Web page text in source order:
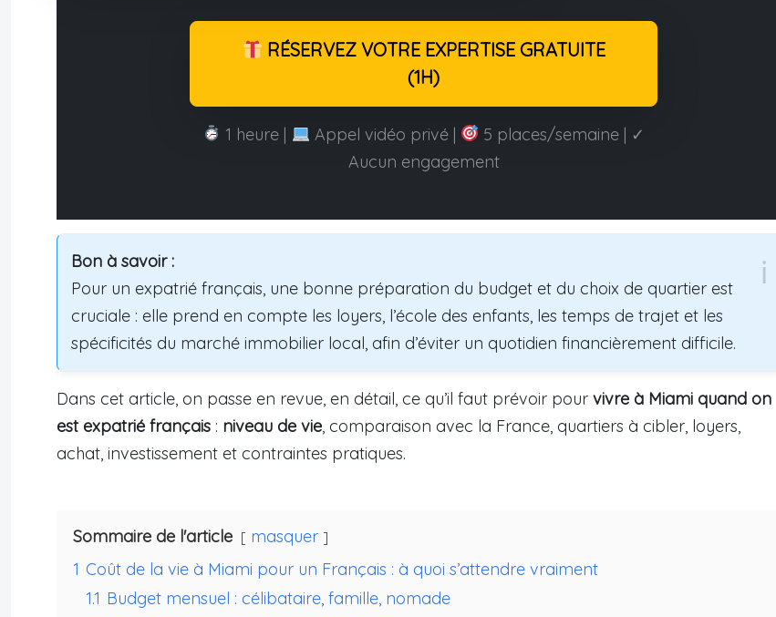
RÉSERVEZ VOTRE EXPERTISE GRATUITE
(1H)
1 heure | Appel vidéo privé |
5 places/semaine | ✓
Aucun engagement
Bon à savoir :
Pour un expatrié français, une bonne préparation du budget et du choix de quartier est
cruciale : elle prend en compte les loyers, l’école des enfants, les temps de trajet et les
spécificités du marché immobilier local, afin d’éviter un quotidien financièrement difficile.
Dans cet article, on passe en revue, en détail, ce qu’il faut prévoir pour vivre à Miami quand on
est expatrié français : niveau de vie , comparaison avec la France, quartiers à cibler, loyers,
achat, investissement et contraintes pratiques.
Sommaire de l'article
masquer
1 Coût de la vie à Miami pour un Français : à quoi s’attendre vraiment
1.1 Budget mensuel : célibataire, famille, nomade